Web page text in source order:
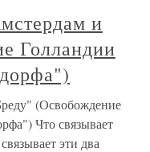
и
Голландии
(Освобождение
Что связывает
эти два